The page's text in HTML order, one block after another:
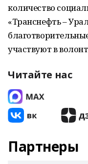
количество
«Транснефть –
участвуют в
Читайте нас
Партнеры